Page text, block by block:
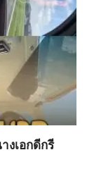
งเอกดีกรี